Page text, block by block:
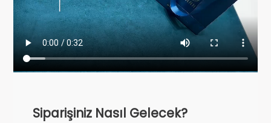
Siparişiniz Nasıl Gelecek?